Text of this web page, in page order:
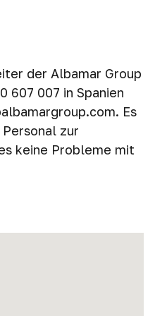
der Albamar Group
607 007 in Spanien
Es
zur
keine Probleme mit